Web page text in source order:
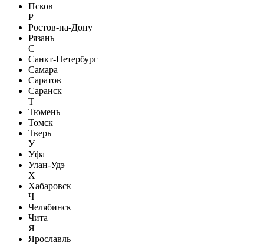
Псков
Р
Ростов-на-Дону
Рязань
С
Санкт-Петербург
Самара
Саратов
Саранск
Т
Тюмень
Томск
Тверь
У
Уфа
Улан-Удэ
Х
Хабаровск
Ч
Челябинск
Чита
Я
Ярославль